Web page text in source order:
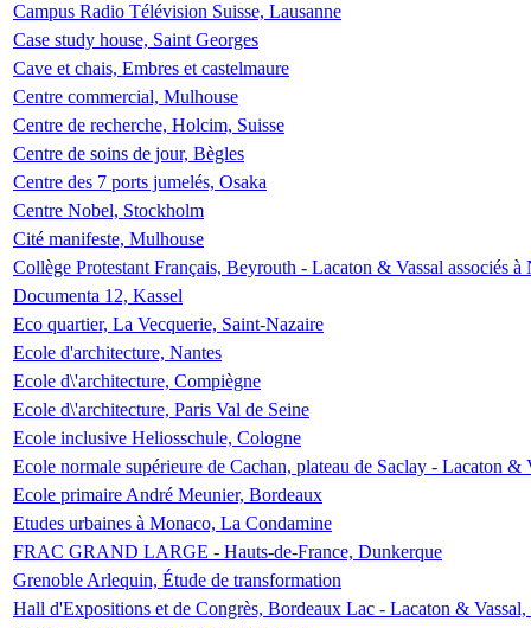
Campus Radio Télévision Suisse, Lausanne
Case study house, Saint Georges
Cave et chais, Embres et castelmaure
Centre commercial, Mulhouse
Centre de recherche, Holcim, Suisse
Centre de soins de jour, Bègles
Centre des 7 ports jumelés, Osaka
Centre Nobel, Stockholm
Cité manifeste, Mulhouse
Collège Protestant Français, Beyrouth - Lacaton & Vassal associés
Documenta 12, Kassel
Eco quartier, La Vecquerie, Saint-Nazaire
Ecole d'architecture, Nantes
Ecole d\'architecture, Compiègne
Ecole d\'architecture, Paris Val de Seine
Ecole inclusive Heliosschule, Cologne
Ecole normale supérieure de Cachan, plateau de Saclay - Lacaton &
Ecole primaire André Meunier, Bordeaux
Etudes urbaines à Monaco, La Condamine
FRAC GRAND LARGE - Hauts-de-France, Dunkerque
Grenoble Arlequin, Étude de transformation
Hall d'Expositions et de Congrès, Bordeaux Lac - Lacaton &